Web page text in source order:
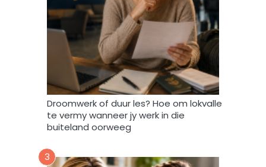
d
a
r
i
F
o
r
u
m
Droomwerk of duur les? Hoe om lokvalle
te vermy wanneer jy werk in die
buiteland oorweeg
3